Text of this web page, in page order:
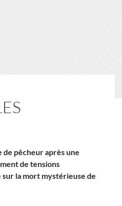
de pêcheur après une
de tensions
la mort mystérieuse de